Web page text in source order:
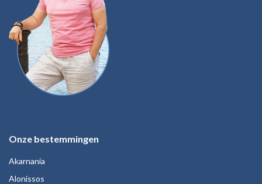
Onze bestemmingen
Akarnania
Alonissos